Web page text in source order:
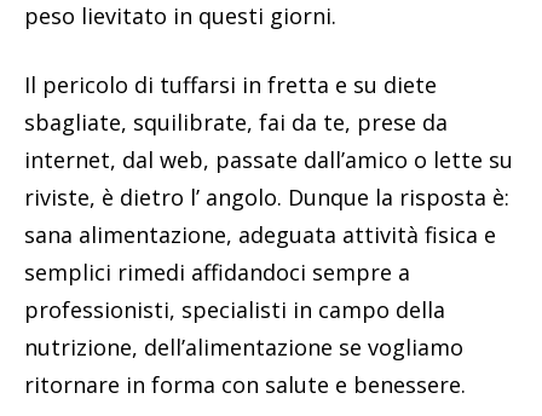
peso lievitato in questi giorni.
Il pericolo di tuffarsi in fretta e su diete
sbagliate, squilibrate, fai da te, prese da
internet, dal web, passate dall’amico o lette su
riviste, è dietro l’ angolo. Dunque la risposta è:
sana alimentazione, adeguata attività fisica e
semplici rimedi affidandoci sempre a
professionisti, specialisti in campo della
nutrizione, dell’alimentazione se vogliamo
ritornare in forma con salute e benessere.